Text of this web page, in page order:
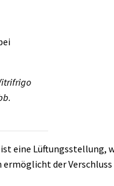
eine Lüftungsstellung,
ermöglicht der